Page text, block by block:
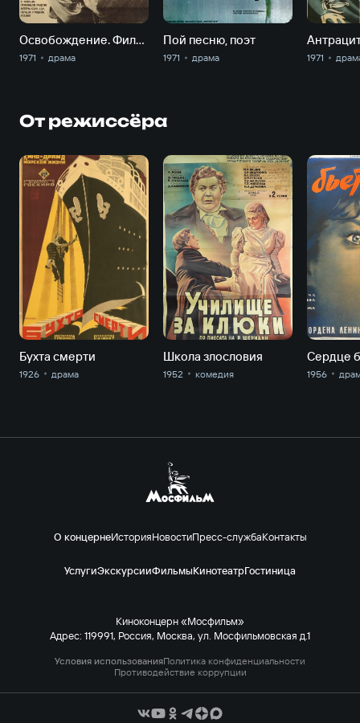
Освобождение. Фильм 5-й. Последний штурм
1971 драма
Пой песню, поэт
1971 драма 1971
От режиссёра
Бухта смерти
1926 драма
Школа злословия
1952 комедия
Сердце
1956
О концернеИсторияНовостиПресс-службаКонтакты
УслугиЭкскурсииФильмыКинотеатрГостиница
Киноконцерн «Мосфильм»
Адрес: 119991, Россия, Москва, ул. Мосфильмовская д.1
Условия использованияПолитика конфиденциальности
Противодействие коррупции